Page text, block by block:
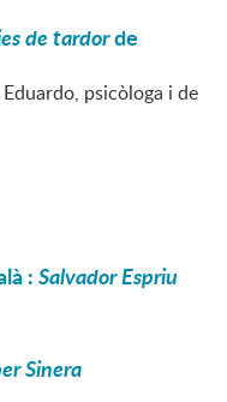
de tardorde
psicòloga i de
:Salvador Espriu
Sinera